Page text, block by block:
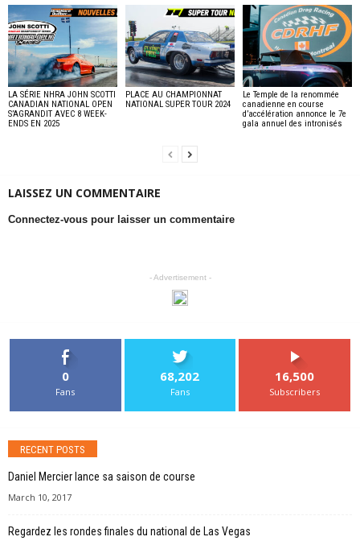
LA SÉRIE NHRA JOHN SCOTTI
CANADIAN NATIONAL OPEN
S’AGRANDIT AVEC 8 WEEK-
ENDS EN 2025
PLACE AU CHAMPIONNAT
NATIONAL SUPER TOUR 2024
Le Temple de la renommée
canadienne en course
d’accélération annonce le 7e
gala annuel des intronisés
LAISSEZ UN COMMENTAIRE
Connectez-vous pour laisser un commentaire
- Advertisement -
0
Fans
68,202
Fans
16,500
Subscribers
RECENT POSTS
Daniel Mercier lance sa saison de course
March 10, 2017
Regardez les rondes finales du national de Las Vegas